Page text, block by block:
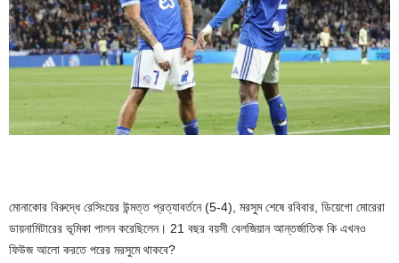
মোনাকোর বিরুদ্ধে রেসিংয়ের উন্মত্ত প্রত্যাবর্তনে (5-4), মরসুম শেষে রবিবার, ডিয়েগো মোরেরা
ডায়নামিটারের ভূমিকা পালন করেছিলেন। 21 বছর বয়সী বেলজিয়ান আন্তর্জাতিক কি এখনও
ফিউজ আলো করতে পরের মরসুমে থাকবে?